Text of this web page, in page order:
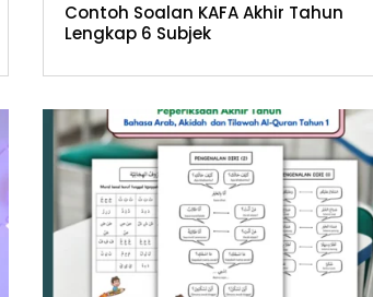
Contoh Soalan KAFA Akhir Tahun
Lengkap 6 Subjek